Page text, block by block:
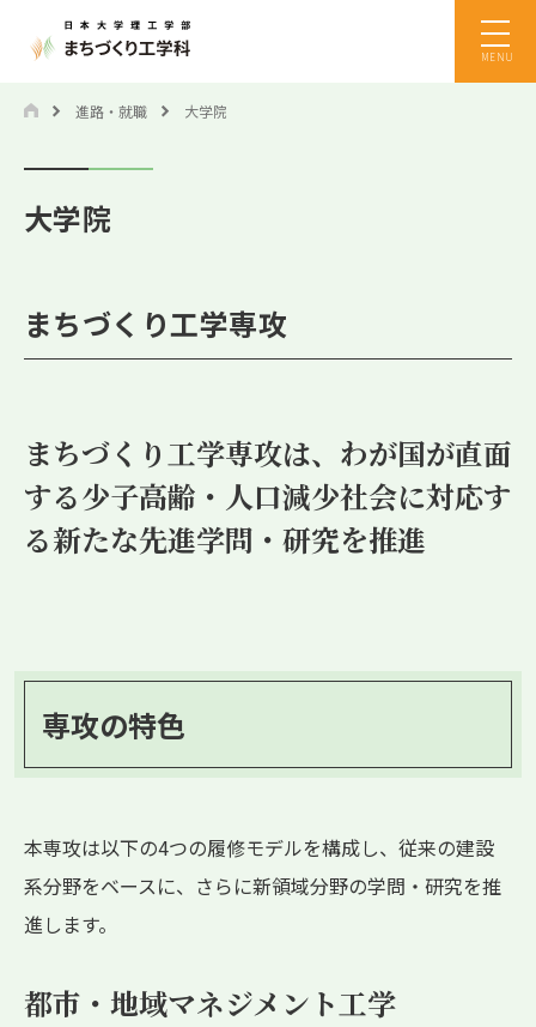
MENU
進路・就職 大学院
大学院
まちづくり工学専攻
まちづくり工学専攻は、わが国が直面
する少子高齢・人口減少社会に対応す
る新たな先進学問・研究を推進
専攻の特色
本専攻は以下の4つの履修モデルを構成し、従来の建設
系分野をベースに、さらに新領域分野の学問・研究を推
進します。
都市・地域マネジメント工学